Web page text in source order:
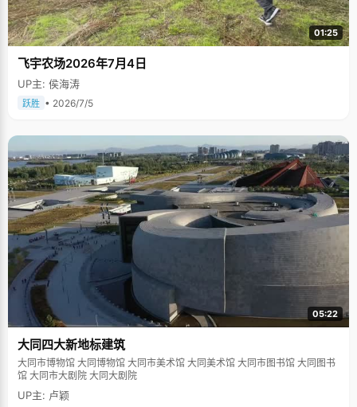
01:25
飞宇农场2026年7月4日
UP主: 侯海涛
跃胜 • 2026/7/5
05:22
大同四大新地标建筑
大同市博物馆 大同博物馆 大同市美术馆 大同美术馆 大同市图书馆 大同图书
馆 大同市大剧院 大同大剧院
UP主: 卢颖